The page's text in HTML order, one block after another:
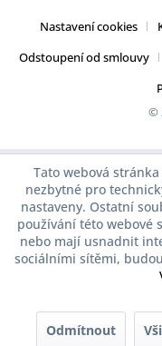
Nastavení cookies
Odstoupení od smlouvy
©
Tato webová
nezbytné pro
nastaveny. Ostatní
používání této webové
nebo mají usnadnit
sociálními sítěmi,
Odmítnout